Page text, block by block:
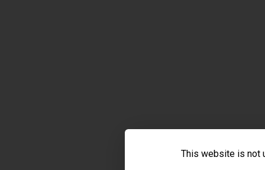
This website is not